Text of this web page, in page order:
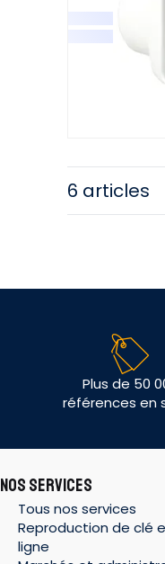
6 articles
Plus de 50
références en
NOS SERVICES
Tous nos services
Reproduction de clé
ligne